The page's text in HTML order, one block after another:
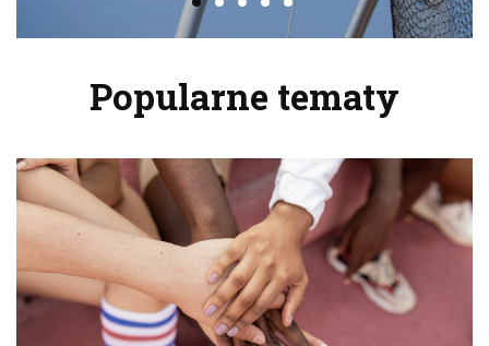
Popularne tematy